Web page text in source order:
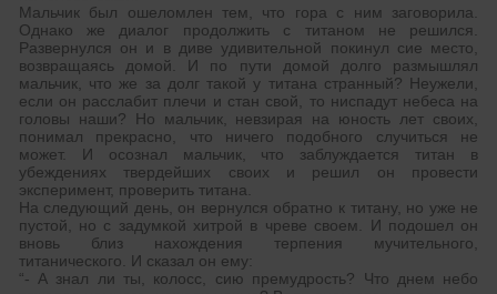
Мальчик был ошеломлен тем, что гора с ним заговорила.
Однако же диалог продолжить с титаном не решился.
Развернулся он и в диве удивительной покинул сие место,
возвращаясь домой. И по пути домой долго размышлял
мальчик, что же за долг такой у титана странный? Неужели,
если он расслабит плечи и стан свой, то ниспадут небеса на
головы наши? Но мальчик, невзирая на юность лет своих,
понимал прекрасно, что ничего подобного случиться не
может. И осознал мальчик, что заблуждается титан в
убеждениях твердейших своих и решил он провести
эксперимент, проверить титана.
На следующий день, он вернулся обратно к титану, но уже не
пустой, но с задумкой хитрой в чреве своем. И подошел он
вновь близ нахождения терпения мучительного,
титанического. И сказал он ему:
“- А знал ли ты, колосс, сию премудрость? Что днем небо